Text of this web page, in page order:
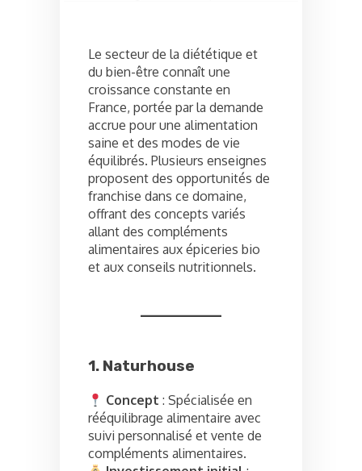
Le secteur de la diététique et
du bien-être connaît une
croissance constante en
France, portée par la demande
accrue pour une alimentation
saine et des modes de vie
équilibrés. Plusieurs enseignes
proposent des opportunités de
franchise dans ce domaine,
offrant des concepts variés
allant des compléments
alimentaires aux épiceries bio
et aux conseils nutritionnels.
1. Naturhouse
Concept : Spécialisée en
rééquilibrage alimentaire avec
suivi personnalisé et vente de
compléments alimentaires.